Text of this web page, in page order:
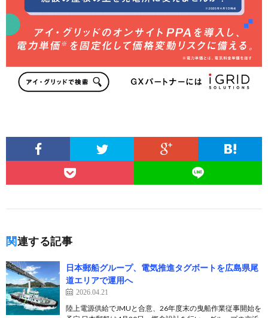
関連する記事
日本郵船グループ、電気推進タグボートを広島県尾
道エリアで運用へ
2026.04.21
陸上電源供給でJMUと合意、26年度末の曳船作業従事開始を